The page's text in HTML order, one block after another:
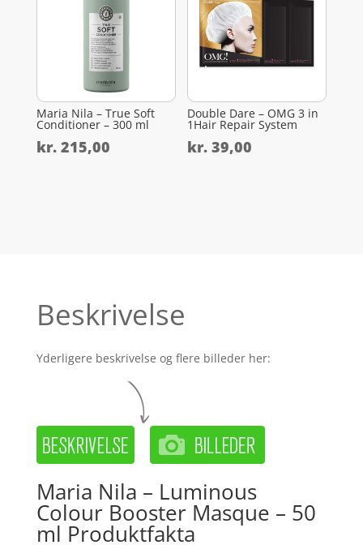
Maria Nila – True Soft
Conditioner – 300 ml
kr.215,00
Double Dare – OMG 3 in
1Hair Repair System
kr. 39,00
Beskrivelse
Yderligere beskrivelse og flere billeder her:
Maria Nila – Luminous
Colour Booster Masque – 50
ml Produktfakta